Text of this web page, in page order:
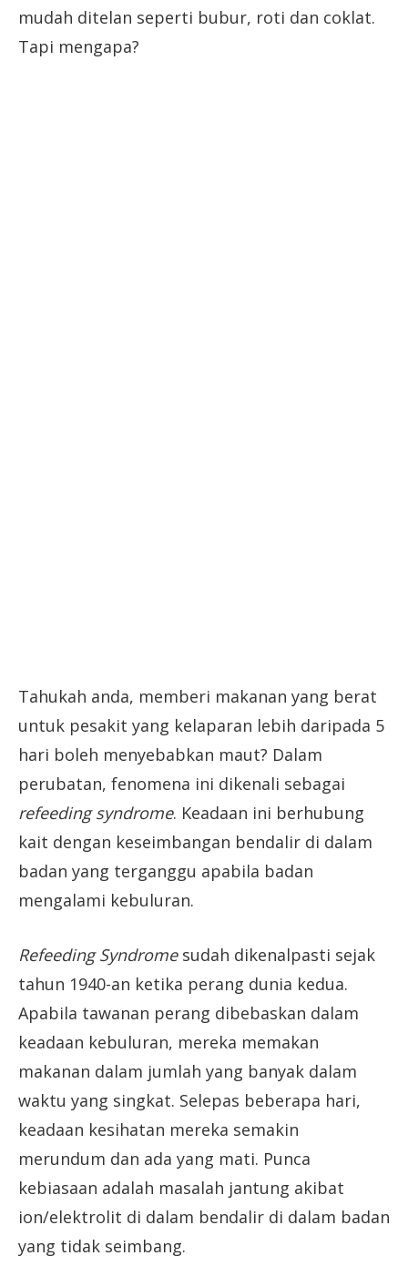
mudah ditelan seperti bubur, roti dan coklat.
Tapi mengapa?
Tahukah anda, memberi makanan yang berat
untuk pesakit yang kelaparan lebih daripada 5
hari boleh menyebabkan maut? Dalam
perubatan, fenomena ini dikenali sebagai
refeeding syndrome. Keadaan ini berhubung
kait dengan keseimbangan bendalir di dalam
badan yang terganggu apabila badan
mengalami kebuluran.
Refeeding Syndromesudah dikenalpasti sejak
tahun 1940-an ketika perang dunia kedua.
Apabila tawanan perang dibebaskan dalam
keadaan kebuluran, mereka memakan
makanan dalam jumlah yang banyak dalam
waktu yang singkat. Selepas beberapa hari,
keadaan kesihatan mereka semakin
merundum dan ada yang mati. Punca
kebiasaan adalah masalah jantung akibat
ion/elektrolit di dalam bendalir di dalam badan
yang tidak seimbang.